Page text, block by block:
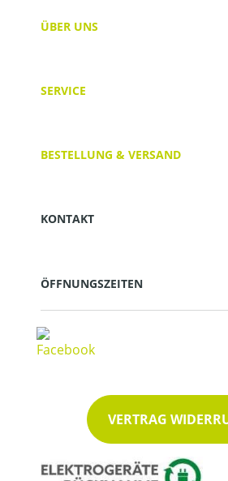
ÜBER UNS
SERVICE
BESTELLUNG & VERSAND
KONTAKT
ÖFFNUNGSZEITEN
VERTRAG